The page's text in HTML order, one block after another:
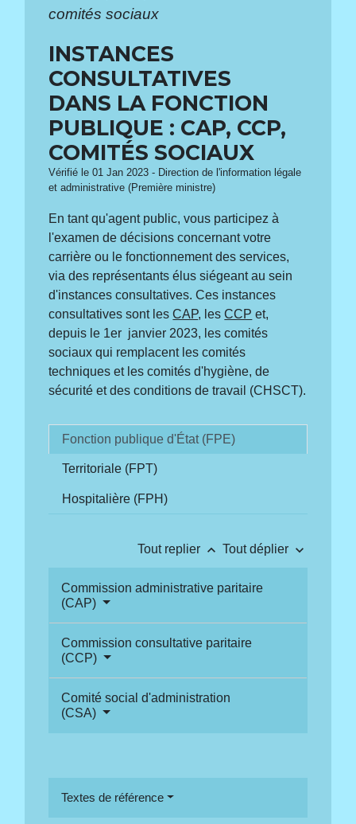
comités sociaux
INSTANCES
CONSULTATIVES
DANS LA FONCTION
PUBLIQUE : CAP, CCP,
COMITÉS SOCIAUX
Vérifié le 01 Jan 2023 - Direction de l'information légale
et administrative (Première ministre)
En tant qu'agent public, vous participez à
l'examen de décisions concernant votre
carrière ou le fonctionnement des services,
via des représentants élus siégeant au sein
d'instances consultatives. Ces instances
consultatives sont lesCAP, lesCCP et,
depuis le 1er janvier 2023, les comités
sociaux qui remplacent les comités
techniques et les comités d'hygiène, de
sécurité et des conditions de travail (CHSCT).
Fonction publique d'État (FPE)
Territoriale (FPT)
Hospitalière (FPH)
Tout replier keyboard_arrow_up Tout déplier keyboard_arrow_down
Commission administrative paritaire
(CAP)
Commission consultative paritaire
(CCP)
Comité social d'administration
(CSA)
Textes de référence